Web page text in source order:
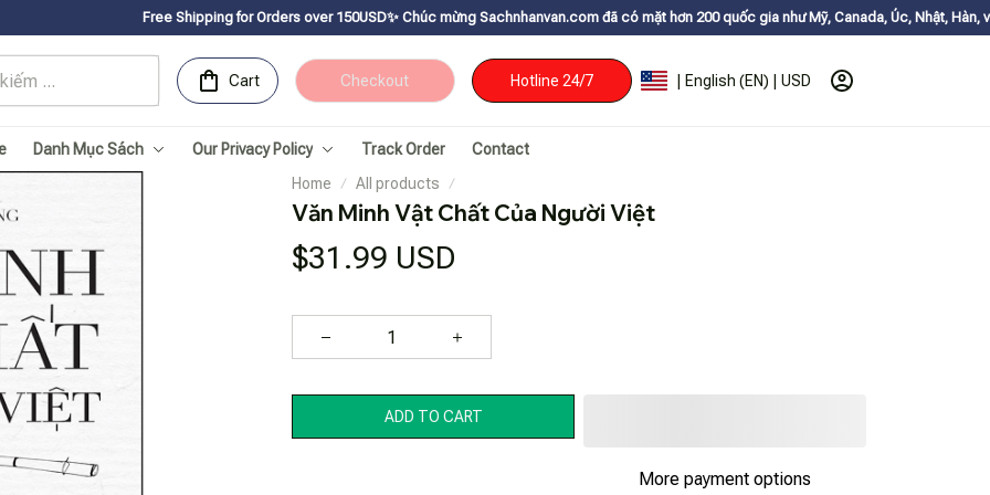
Free Shipping for Orders over 150USDㅤ✨ Chúc mừng Sachnhanvan.com đã có mặt hơn 200 quốc gia như Mỹ, Canada, Úc, Nhật, Hàn, và các nước Châu
Cart Checkout Hotline 24/7 | English (EN) | USD
Danh Mục Sách Our Privacy Policy Track Order
Contact
Home
All products
Văn Minh Vật Chất Của Người Việt
$31.99 USD
ADD TO CART
More payment options